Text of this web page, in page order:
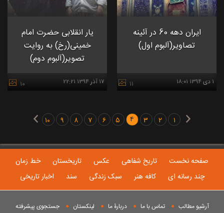
ايران دهه 60 در آئينه
تصاوير(آلبوم اول)
۱ دی ۱۳۹۴ ۱۸:۰۱ ۱۱
یار انقلابی حضرت امام
خمینی(رخ) به روایت
تصویر(آلبوم دوم)
۱۷ آذر ۱۳۹۴ ۲۲:۲۱ ۱۰
۱ ۲ ۳ ۴ ۵ ۶ ۷ ۸ ۹ ۱۰
صفحه نخست تاریخ شفاهی عکس تاریخستان
خط زمان
چند رسانه ای
کافه هنر سبک زندگی سند اخبار تاریخی
آرشیو مطالب تماس با ما دربارۀ ما لینکستان جستجوی پيشرفته